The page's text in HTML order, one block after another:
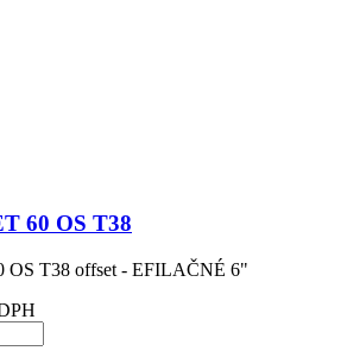
60 OS T38
OS T38 offset - EFILAČNÉ 6"